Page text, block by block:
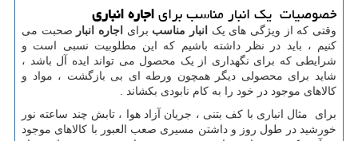
خصوصیات یک انبار مناسب برایاجارهانباری
وقتی که از ویژگی های یک انبار مناسب برای اجاره انبار صحبت می
کنیم ، باید در نظر داشته باشیم که این مطلوبیت نسبی است و
شرایطی که برای نگهداری از یک محصول می تواند ایده آل باشد ،
شاید برای محصولی دیگر همچون ورطه ای بی بازگشت ، مواد و
کالاهای موجود در خود را به کام نابودی بکشاند .
برای مثال انباری با کف بتنی ، جریان آزاد هوا ، تابش چند ساعته نور
خورشید در طول روز و داشتن مسیری صعب العبور با کالاهای موجود